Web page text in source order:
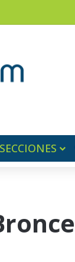
lateral
SECCIONES